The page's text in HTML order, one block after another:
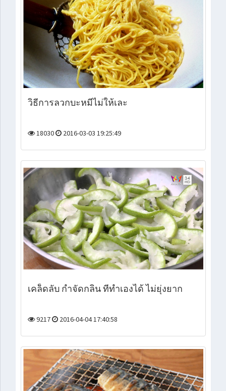
วิธีการลวกบะหมี่ไม่ให้เละ
18030 2016-03-03 19:25:49
เคล็ดลับ กำจัดกลิ่น ที่ทำเองได้ ไม่ยุ่งยาก
9217 2016-04-04 17:40:58